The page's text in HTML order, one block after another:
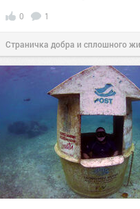
0 1
Страничка добра и сплошного
позитива!08:2517 янв 2022